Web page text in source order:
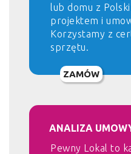
lub domu z
projektem i
Korzystamy z
sprzętu.
ZAMÓW
ANALIZA
Pewny Lokal to